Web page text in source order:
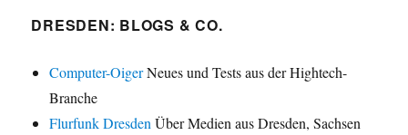
DRESDEN: BLOGS & CO.
Computer-OigerNeues und Tests aus der Hightech-
Branche
Flurfunk Dresden Über Medien aus Dresden, Sachsen